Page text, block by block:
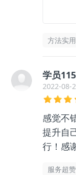
方法实用
学员
2022-08-
感觉不
提升自
行！感
服务超赞